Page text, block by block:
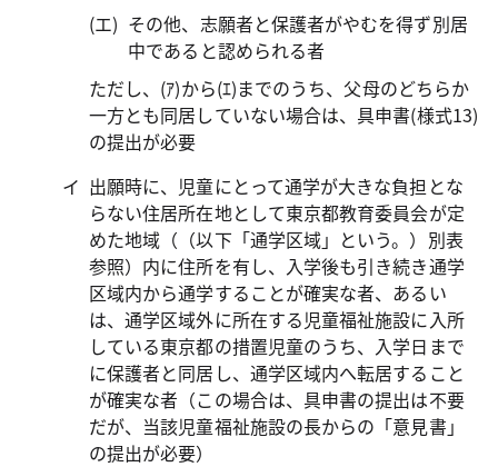
その他、志願者と保護者がやむを得ず別居
中であると認められる者
ただし、(ｱ)から(ｴ)までのうち、父母のどちらか
一方とも同居していない場合は、具申書(様式13)
の提出が必要
出願時に、児童にとって通学が大きな負担とな
らない住居所在地として東京都教育委員会が定
めた地域（（以下「通学区域」という。）別表
参照）内に住所を有し、入学後も引き続き通学
区域内から通学することが確実な者、あるい
は、通学区域外に所在する児童福祉施設に入所
している東京都の措置児童のうち、入学日まで
に保護者と同居し、通学区域内へ転居すること
が確実な者（この場合は、具申書の提出は不要
だが、当該児童福祉施設の長からの「意見書」
の提出が必要）